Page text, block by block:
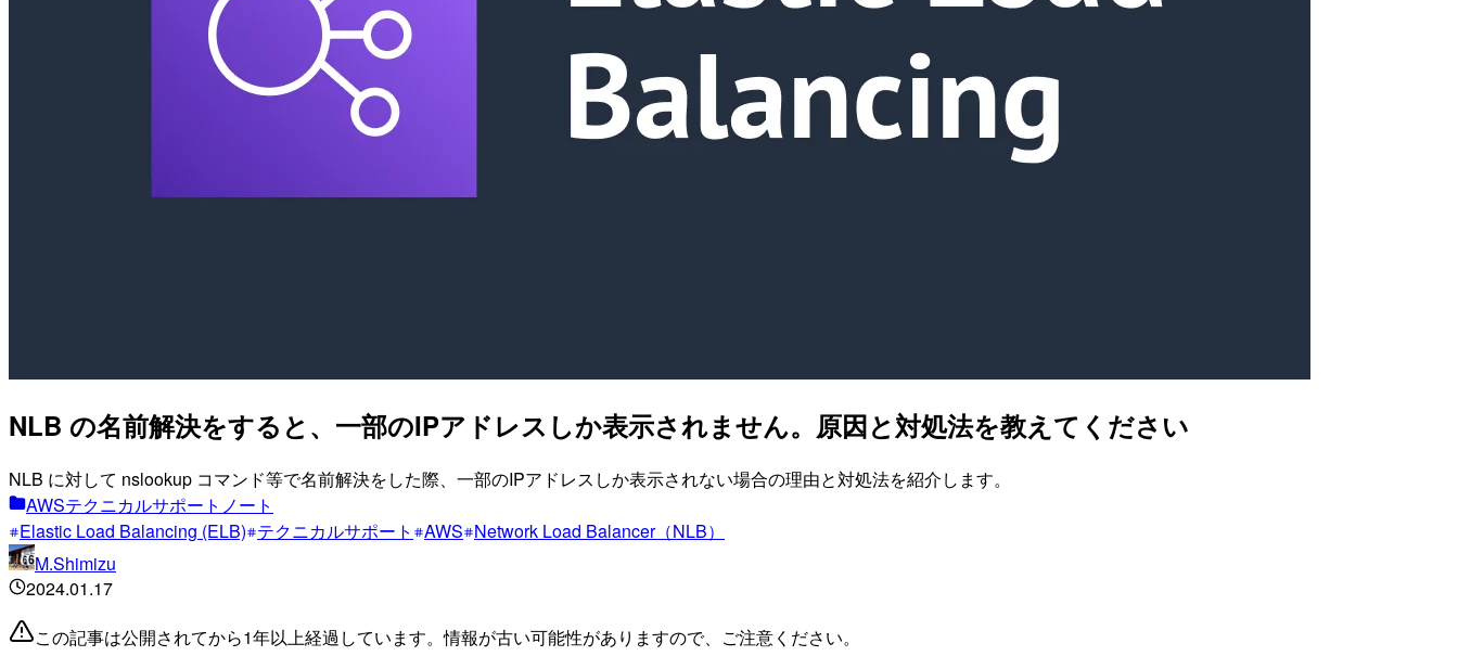
NLB の名前解決をすると、一部のIPアドレスしか表示されません。原因と対処法を教えてください
NLB に対して nslookup コマンド等で名前解決をした際、一部のIPアドレスしか表示されない場合の理由と対処法を紹介します。
AWSテクニカルサポートノート
Elastic Load Balancing (ELB) テクニカルサポート AWS Network Load Balancer（NLB）
M.Shimizu
2024.01.17
この記事は公開されてから1年以上経過しています。情報が古い可能性がありますので、ご注意ください。